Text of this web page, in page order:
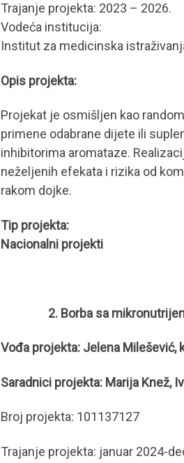
Trajanje projekta: 2023 – 2026.
Vodeća institucija:
Institut za medicinska
Opis projekta:
Projekat je osmišljen kao
primene odabrane dijete ili
inhibitorima aromataze.
neželjenih efekata i rizika od
rakom dojke.
Tip projekta:
Nacionalni projekti
2. Borba sa
Vođa projekta: Jelena Milešević,
Saradnici projekta: Marija Knež,
Broj projekta: 101137127
Trajanje projekta: januar 2024-